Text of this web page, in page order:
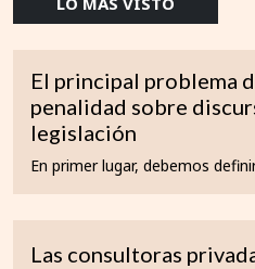
El principal problema
penalidad sobre
legislación
En primer lugar, debemos
Las consultoras